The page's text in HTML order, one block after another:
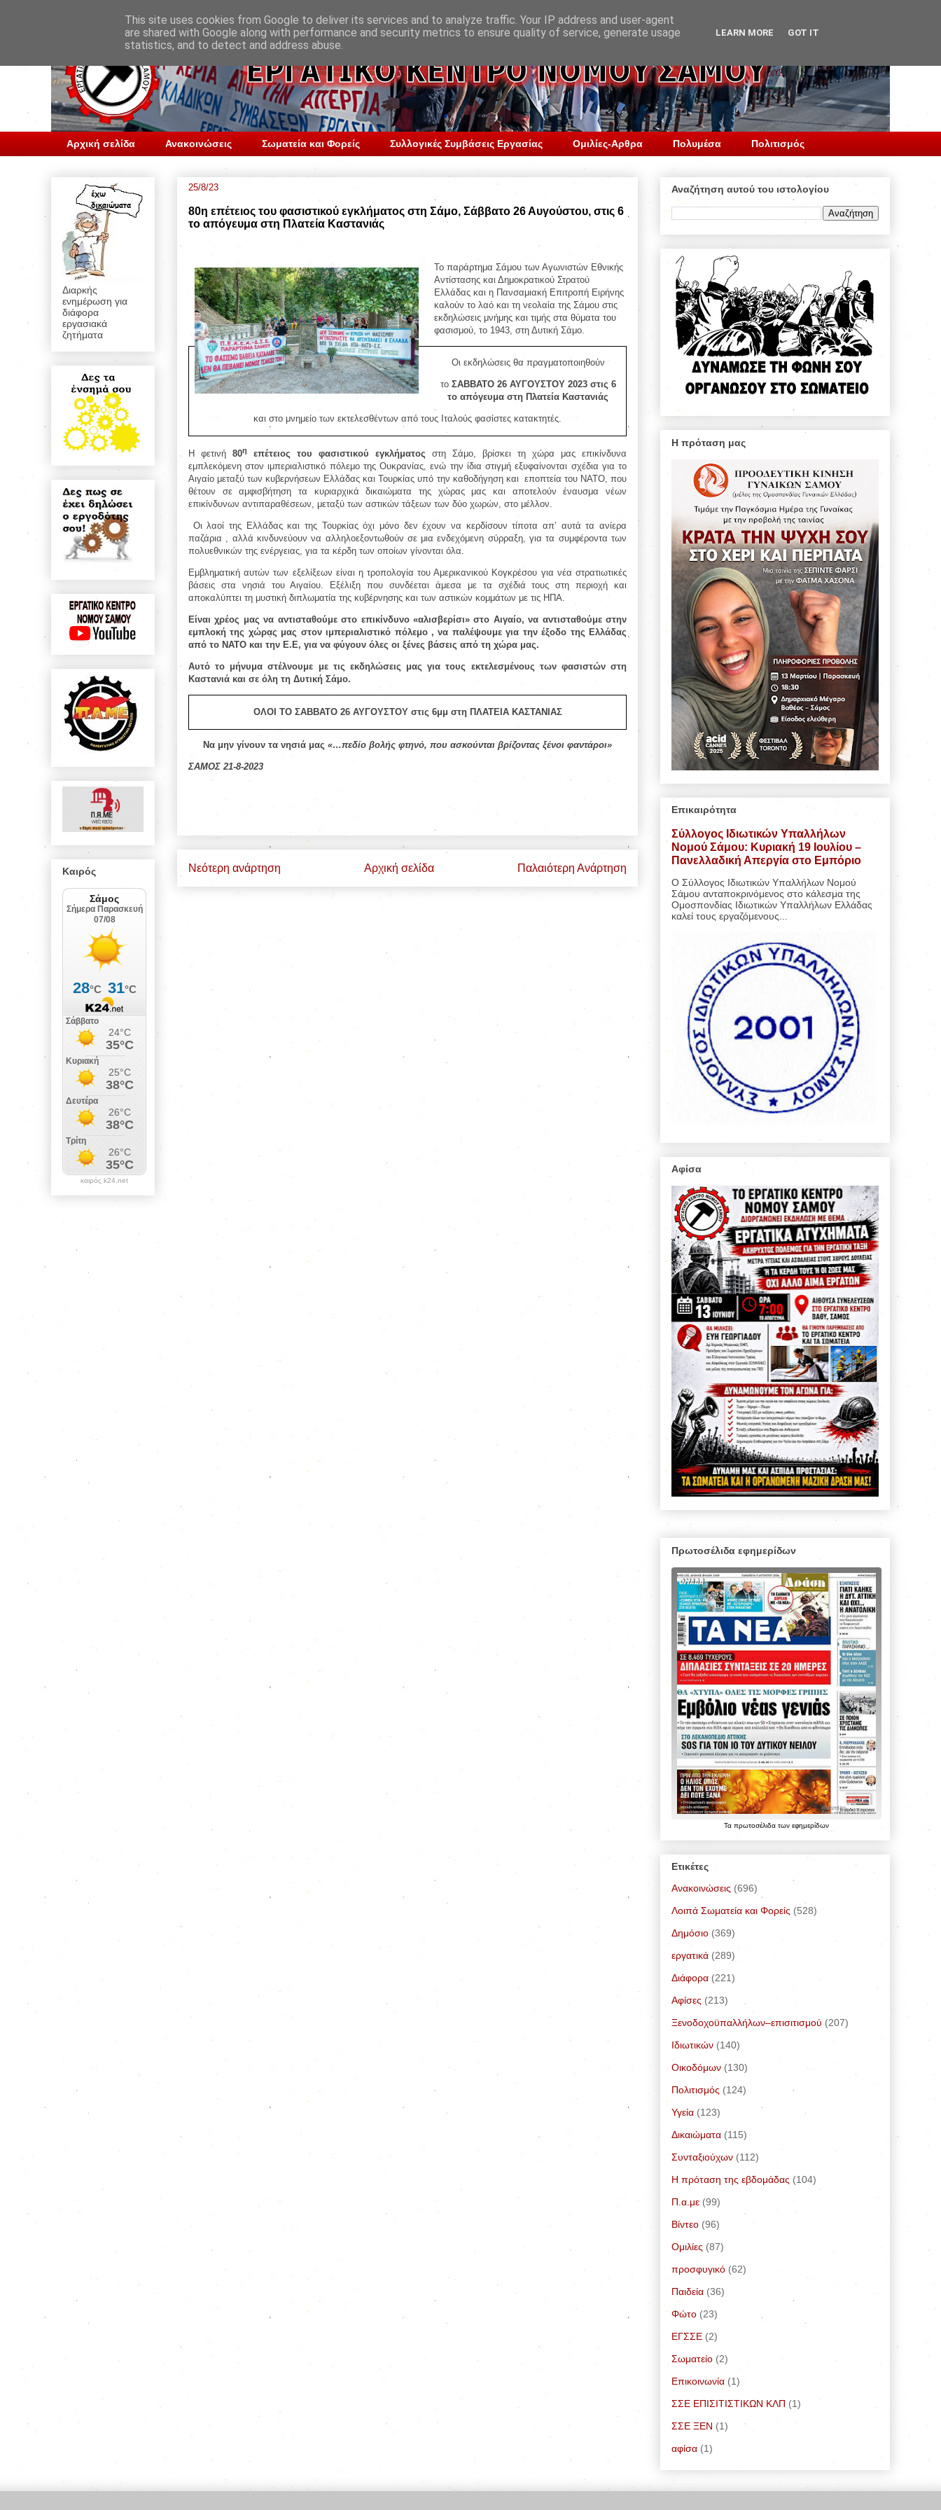
Αρχική σελίδα Ανακοινώσεις Σωματεία και Φορείς Συλλογικές Συμβάσεις Εργασίας Ομιλίες-Αρθρα Πολυμέσα Πολιτισμός
25/8/23
80η επέτειος του φασιστικού εγκλήματος στη Σάμο, Σάββατο 26 Αυγούστου, στις 6
το απόγευμα στη Πλατεία Καστανιάς
Το παράρτημα Σάμου των Αγωνιστών Εθνικής
Αντίστασης και Δημοκρατικού Στρατού
Ελλάδας και η Πανσαμιακή Επιτροπή Ειρήνης
καλούν το λαό και τη νεολαία της Σάμου στις
εκδηλώσεις μνήμης και τιμής στα θύματα του
φασισμού, το 1943, στη Δυτική Σάμο.
Οι εκδηλώσεις θα πραγματοποιηθούν
το ΣΑΒΒΑΤΟ 26 ΑΥΓΟΥΣΤΟΥ 2023 στις 6
το απόγευμα στη Πλατεία Καστανιάς
και στο μνημείο των εκτελεσθέντων από τους Ιταλούς φασίστες κατακτητές.
Η φετινή 80η επέτειος του φασιστικού εγκλήματος στη Σάμο, βρίσκει τη χώρα μας επικίνδυνα
εμπλεκόμενη στον ιμπεριαλιστικό πόλεμο της Ουκρανίας, ενώ την ίδια στιγμή εξυφαίνονται σχέδια για το
Αιγαίο μεταξύ των κυβερνήσεων Ελλάδας και Τουρκίας υπό την καθοδήγηση και εποπτεία του ΝΑΤΟ, που
θέτουν σε αμφισβήτηση τα κυριαρχικά δικαιώματα της χώρας μας και αποτελούν έναυσμα νέων
επικίνδυνων αντιπαραθέσεων, μεταξύ των αστικών τάξεων των δύο χωρών, στο μέλλον.
Οι λαοί της Ελλάδας και της Τουρκίας όχι μόνο δεν έχουν να κερδίσουν τίποτα απ’ αυτά τα ανίερα
παζάρια , αλλά κινδυνεύουν να αλληλοεξοντωθούν σε μια ενδεχόμενη σύρραξη, για τα συμφέροντα των
πολυεθνικών της ενέργειας, για τα κέρδη των οποίων γίνονται όλα.
Εμβληματική αυτών των εξελίξεων είναι η τροπολογία του Αμερικανικού Κογκρέσου για νέα στρατιωτικές
βάσεις στα νησιά του Αιγαίου. Εξέλιξη που συνδέεται άμεσα με τα σχέδιά τους στη περιοχή και
αποκαλύπτει τη μυστική διπλωματία της κυβέρνησης και των αστικών κομμάτων με τις ΗΠΑ.
Είναι χρέος μας να αντισταθούμε στο επικίνδυνο «αλισβερίσι» στο Αιγαίο, να αντισταθούμε στην
εμπλοκή της χώρας μας στον ιμπεριαλιστικό πόλεμο , να παλέψουμε για την έξοδο της Ελλάδας
από το ΝΑΤΟ και την Ε.Ε, για να φύγουν όλες οι ξένες βάσεις από τη χώρα μας.
Αυτό το μήνυμα στέλνουμε με τις εκδηλώσεις μας για τους εκτελεσμένους των φασιστών στη
Καστανιά και σε όλη τη Δυτική Σάμο.
ΟΛΟΙ ΤΟ ΣΑΒΒΑΤΟ 26 ΑΥΓΟΥΣΤΟΥ στις 6μμ στη ΠΛΑΤΕΙΑ ΚΑΣΤΑΝΙΑΣ
Να μην γίνουν τα νησιά μας «…πεδίο βολής φτηνό, που ασκούνται βρίζοντας ξένοι φαντάροι»
ΣΑΜΟΣ 21-8-2023
Νεότερη ανάρτηση Παλαιότερη Ανάρτηση
Αρχική σελίδα
Διαρκής
ενημέρωση για
διάφορα
εργασιακά
ζητήματα
Καιρός
καιρός k24.net
Αναζήτηση αυτού του ιστολογίου
Η πρόταση μας
Επικαιρότητα
Σύλλογος Ιδιωτικών Υπαλλήλων
Νομού Σάμου: Κυριακή 19 Ιουλίου –
Πανελλαδική Απεργία στο Εμπόριο
Ο Σύλλογος Ιδιωτικών Υπαλλήλων Νομού
Σάμου ανταποκρινόμενος στο κάλεσμα της
Ομοσπονδίας Ιδιωτικών Υπαλλήλων Ελλάδας
καλεί τους εργαζόμενους...
Αφίσα
Πρωτοσέλιδα εφημερίδων
Τα πρωτοσέλιδα των εφημερίδων
Ετικέτες
Ανακοινώσεις (696)
Λοιπά Σωματεία και Φορείς (528)
Δημόσιο (369)
εργατικά (289)
Διάφορα (221)
Αφίσες (213)
Ξενοδοχοϋπαλλήλων–επισιτισμού (207)
Ιδιωτικών (140)
Οικοδόμων (130)
Πολιτισμός (124)
Υγεία (123)
Δικαιώματα (115)
Συνταξιούχων (112)
Η πρόταση της εβδομάδας (104)
Π.α.με (99)
Bίντεο (96)
Ομιλίες (87)
προσφυγικό (62)
Παιδεία (36)
Φώτο (23)
ΕΓΣΣΕ (2)
Σωματείο (2)
Επικοινωνία (1)
ΣΣΕ ΕΠΙΣΙΤΙΣΤΙΚΩΝ ΚΛΠ (1)
ΣΣΕ ΞΕΝ (1)
αφίσα (1)
This site uses cookies from Google to deliver its services and to analyze traffic. Your IP address and user-agent
are shared with Google along with performance and security metrics to ensure quality of service, generate usage
statistics, and to detect and address abuse.
LEARN MORE GOT IT